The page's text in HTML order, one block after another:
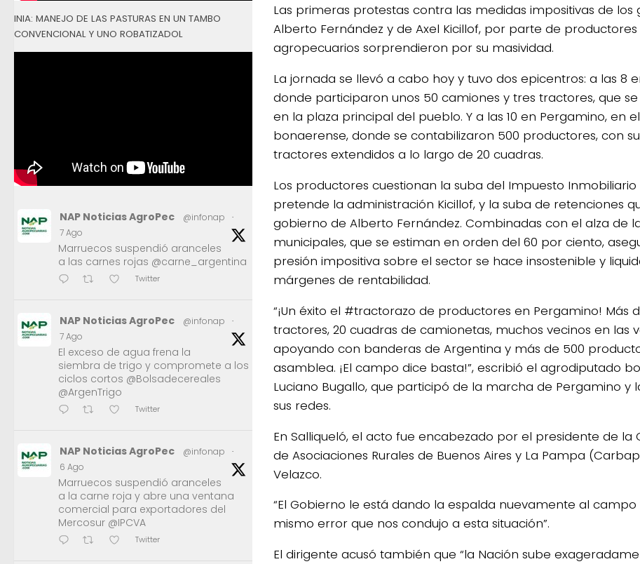
Las primeras protestas contra las medidas impositivas de los
Alberto Fernández y de Axel Kicillof, por parte de productores
agropecuarios sorprendieron por su masividad.
La jornada se llevó a cabo hoy y tuvo dos epicentros: a las 8
donde participaron unos 50 camiones y tres tractores, que
en la plaza principal del pueblo. Y a las 10 en Pergamino, en
bonaerense, donde se contabilizaron 500 productores, con
tractores extendidos a lo largo de 20 cuadras.
Los productores cuestionan la suba del Impuesto Inmobiliario
pretende la administración Kicillof, y la suba de retenciones
gobierno de Alberto Fernández. Combinadas con el alza de
municipales, que se estiman en orden del 60 por ciento,
presión impositiva sobre el sector se hace insostenible y
márgenes de rentabilidad.
“¡Un éxito el #tractorazo de productores en Pergamino! Más
tractores, 20 cuadras de camionetas, muchos vecinos en las
apoyando con banderas de Argentina y más de 500
asamblea. ¡El campo dice basta!”, escribió el agrodiputado
Luciano Bugallo, que participó de la marcha de Pergamino y
sus redes.
En Salliqueló, el acto fue encabezado por el presidente de la
de Asociaciones Rurales de Buenos Aires y La Pampa
Velazco.
“El Gobierno le está dando la espalda nuevamente al
mismo error que nos condujo a esta situación”.
El dirigente acusó también que “la Nación sube
INIA: MANEJO DE LAS PASTURAS EN UN TAMBO
CONVENCIONAL Y UNO ROBATIZADOL
NAP Noticias AgroPec @infonap
·
7 Ago
Marruecos suspendió aranceles
a las carnes rojas @carne_argentina
Twitter
NAP Noticias AgroPec @infonap
·
7 Ago
El exceso de agua frena la
siembra de trigo y compromete a los
ciclos cortos @Bolsadecereales
@ArgenTrigo
Twitter
NAP Noticias AgroPec @infonap
·
6 Ago
Marruecos suspendió aranceles
a la carne roja y abre una ventana
comercial para exportadores del
Mercosur @IPCVA
Twitter